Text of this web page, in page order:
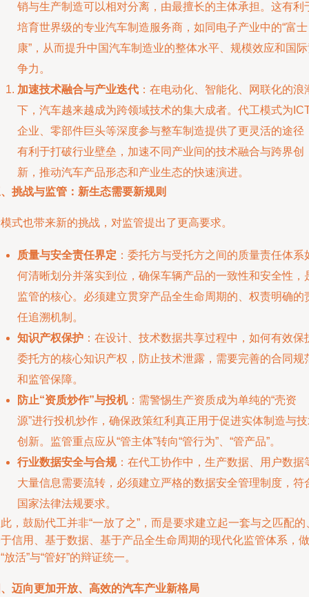
销与生产制造可以相对分离，由最擅长的主体承担。这有利
培育世界级的专业汽车制造服务商，如同电子产业中的“富士
康”，从而提升中国汽车制造业的整体水平、规模效应和国
争力。
加速技术融合与产业迭代 ：在电动化、智能化、网联化的浪
下，汽车越来越成为跨领域技术的集大成者。代工模式为
企业、零部件巨头等深度参与整车制造提供了更灵活的途径
有利于打破行业壁垒，加速不同产业间的技术融合与跨界创
新，推动汽车产品形态和产业生态的快速演进。
挑战与监管：新生态需要新规则
式也带来新的挑战，对监管提出了更高要求。
质量与安全责任界定 ：委托方与受托方之间的质量责任体系
何清晰划分并落实到位，确保车辆产品的一致性和安全性，
监管的核心。必须建立贯穿产品全生命周期的、权责明确的
任追溯机制。
知识产权保护 ：在设计、技术数据共享过程中，如何有效保
委托方的核心知识产权，防止技术泄露，需要完善的合同规
和监管保障。
防止“资质炒作”与投机：需警惕生产资质成为单纯的“壳资
源”进行投机炒作，确保政策红利真正用于促进实体制造与
创新。监管重点应从“管主体”转向“管行为”、“管产品”。
行业数据安全与合规：在代工协作中，生产数据、用户数据
大量信息需要流转，必须建立严格的数据安全管理制度，符
国家法律法规要求。
，鼓励代工并非“一放了之”，而是要求建立起一套与之匹配的
信用、基于数据、基于产品全生命周期的现代化监管体系，做
放活”与“管好”的辩证统一。
迈向更加开放、高效的汽车产业新格局